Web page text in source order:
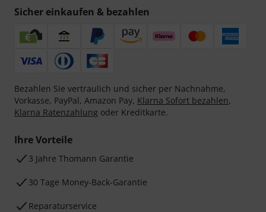
Sicher einkaufen & bezahlen
Bezahlen Sie vertraulich und sicher per Nachnahme,
Vorkasse, PayPal, Amazon Pay, Klarna Sofort bezahlen,
Klarna Ratenzahlung oder Kreditkarte.
Ihre Vorteile
3 Jahre Thomann Garantie
30 Tage Money-Back-Garantie
Reparaturservice